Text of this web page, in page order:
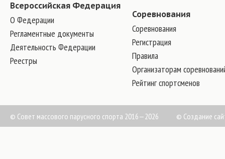
Всероссийская Федерация
О Федерации
Регламентные документы
Деятельность Федерации
Реестры
Соревнования
Соревнования
Регистрация
Правила
Организаторам
Рейтинг спортсменов
© Совет массового парусного спорта 2016—2026 © Создание